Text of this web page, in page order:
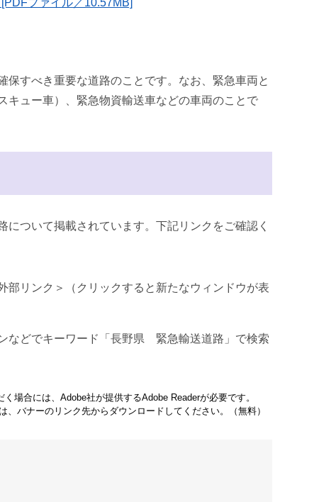
ファイル／10.57MB]
すべき重要な道路のことです。なお、緊急車両と
キュー車）、緊急物資輸送車などの車両のことで
ついて掲載されています。下記リンクをご確認く
部リンク＞
（クリックすると新たなウィンドウが表
などでキーワード「長野県 緊急輸送道路」で検索
場合には、Adobe社が提供するAdobe Readerが必要です。
、バナーのリンク先からダウンロードしてください。（無料）